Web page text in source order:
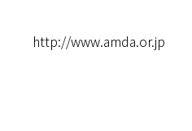
http://www.amda.or.jp